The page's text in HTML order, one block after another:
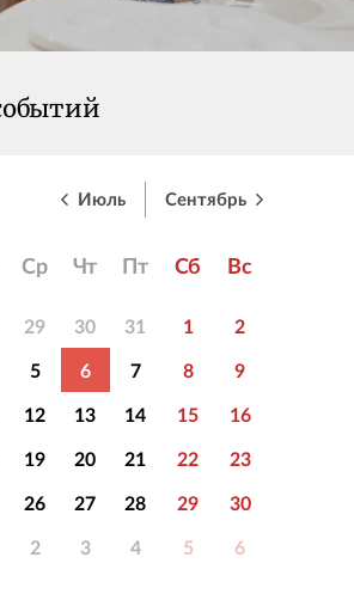
Июль Сентябрь
Ср Чт Пт Сб Вс
29 30 31 1
2
5 6 7 8
9
12 13 14 15
16
19 20 21 22
23
26 27 28 29
30
2 3 4 5 6